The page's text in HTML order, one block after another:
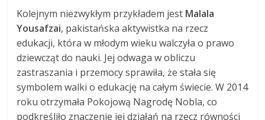
Kolejnym niezwykłym przykładem jest Malala
Yousafzai, pakistańska aktywistka na rzecz
edukacji, która w młodym wieku walczyła o prawo
dziewcząt do nauki. Jej odwaga w obliczu
zastraszania i przemocy sprawiła, że stała się
symbolem walki o edukację na całym świecie. W 2014
roku otrzymała Pokojową Nagrodę Nobla, co
podkreśliło znaczenie jej działań na rzecz równości